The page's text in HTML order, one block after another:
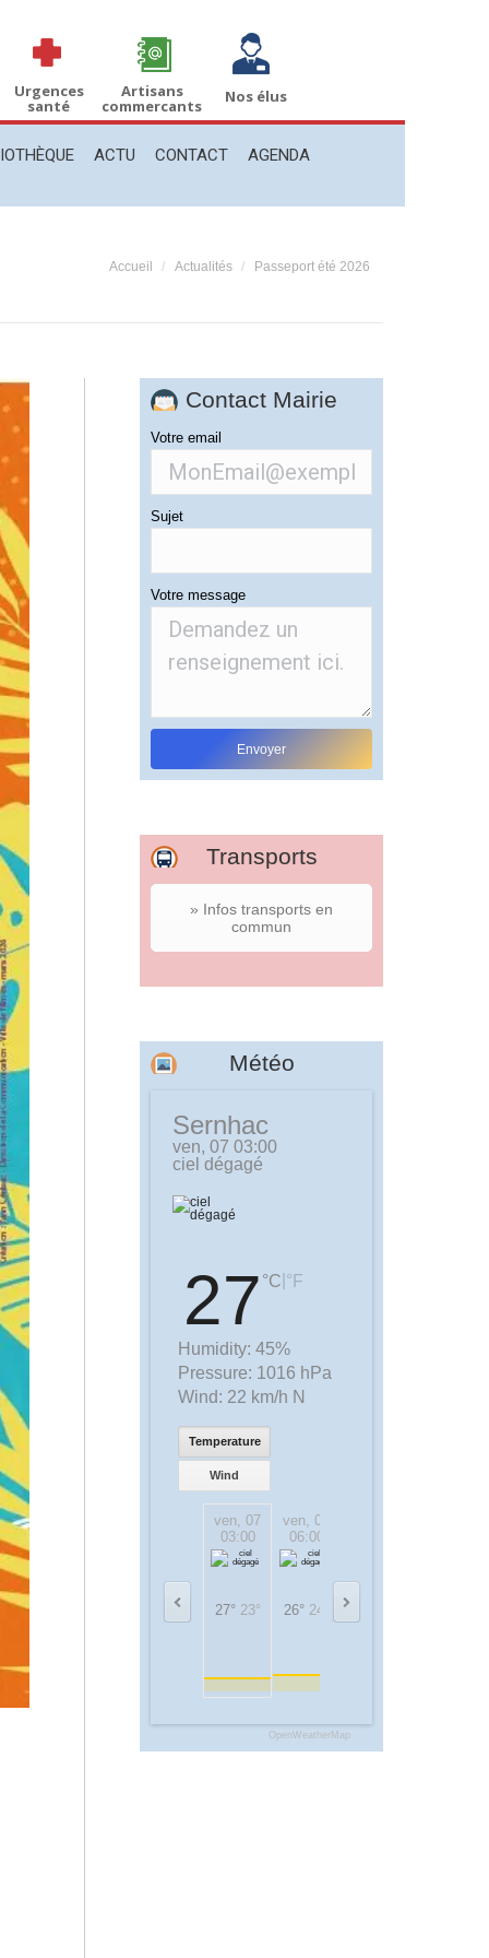
Urgences
santé
Artisans
commercants Nos élus
ACTU CONTACT AGENDA
Vous êtes ici :
Accueil Actualités Passeport été 2026
Contact Mairie
Votre email
Sujet
Votre message
Transports
» Infos transports en
commun
Météo
Sernhac
ven, 07 03:00
ciel dégagé
27 °C °F
Humidity: 45%
Pressure: 1016 hPa
Wind: 22 km/h N
Temperature
Wind
ven, 07
03:00
27° 23°
ven, 07
06:00
26° 24°
OpenWeatherMap
CONTACT AGENDA